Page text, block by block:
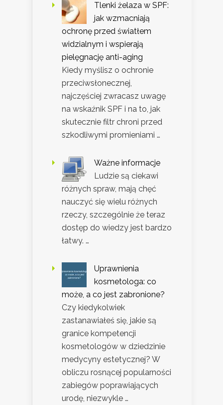
Tlenki żelaza w SPF:
jak wzmacniają
ochronę przed światłem
widzialnym i wspierają
pielęgnację anti-aging
Kiedy myślisz o ochronie
przeciwsłonecznej,
najczęściej zwracasz uwagę
na wskaźnik SPF i na to, jak
skutecznie filtr chroni przed
szkodliwymi promieniami …
Ważne informacje
Ludzie są ciekawi
różnych spraw, mają chęć
nauczyć się wielu różnych
rzeczy, szczególnie że teraz
dostęp do wiedzy jest bardzo
łatwy. …
Uprawnienia
kosmetologa: co
może, a co jest zabronione?
Czy kiedykolwiek
zastanawiałeś się, jakie są
granice kompetencji
kosmetologów w dziedzinie
medycyny estetycznej? W
obliczu rosnącej popularności
zabiegów poprawiających
urodę, niezwykle …